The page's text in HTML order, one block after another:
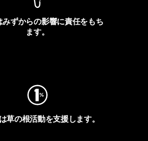
みずからの影響に責任をもち
ます。
草の根活動を支援します。